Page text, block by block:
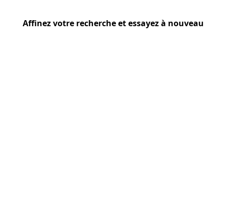
Affinez votre recherche et essayez à nouveau